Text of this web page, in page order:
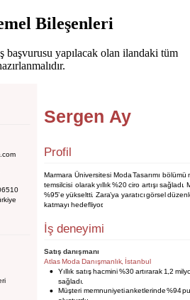
Bileşenleri
yapılacak olan ilandaki tüm